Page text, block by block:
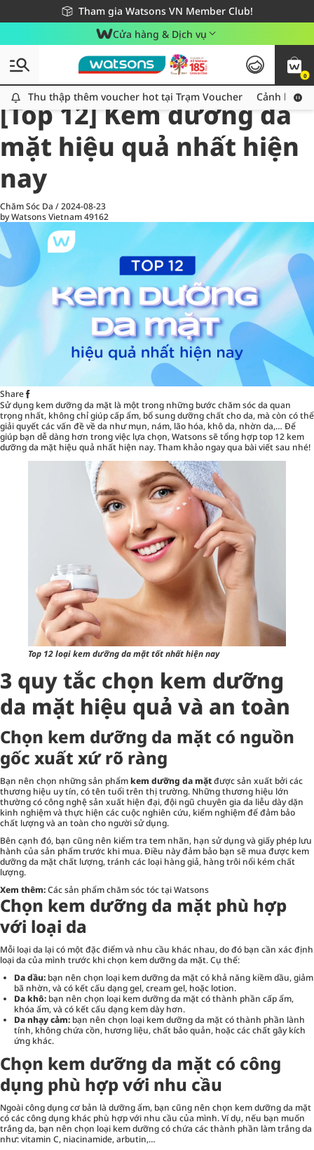
Tham gia Watsons VN Member Club!
Miễn phí giao hàng cho đơn hàng từ 249,000Đ
Giao hàng nhanh 24h - Áp dụng khu vực TP. Hồ Chí Minh
Cửa hàng & Dịch vụ
0
Thu thập thêm voucher hot tại Trạm Voucher
Thu thập thêm voucher hot tại Trạm Voucher Cảnh báo
All
Chăm Sóc Cá Nhân
[Top 12] Kem dưỡng da
mặt hiệu quả nhất hiện
nay
Chăm Sóc Da /2024-08-23
by Watsons Vietnam49162
Share
Sử dụng kem dưỡng da mặt là một trong những bướcchăm sóc da quan
trọng nhất, không chỉ giúp cấp ẩm, bổ sung dưỡng chất cho da, mà còn có thể
giải quyết các vấn đề về da như mụn, nám, lão hóa, khô da, nhờn da,… Để
giúp bạn dễ dàng hơn trong việc lựa chọn, Watsons sẽ tổng hợp top 12 kem
dưỡng da mặt hiệu quả nhất hiện nay. Tham khảo ngay qua bài viết sau nhé!
Top 12 loại kem dưỡng da mặt tốt nhất hiện nay
3 quy tắc chọn kem dưỡng
da mặt hiệu quả và an toàn
Chọn kem dưỡng da mặt có nguồn
gốc xuất xứ rõ ràng
Bạn nên chọn những sản phẩmkem dưỡng da mặtđược sản xuất bởi các
thương hiệu uy tín, có tên tuổi trên thị trường. Những thương hiệu lớn
thường có công nghệ sản xuất hiện đại, đội ngũ chuyên gia da liễu dày dặn
kinh nghiệm và thực hiện các cuộc nghiên cứu, kiểm nghiệm để đảm bảo
chất lượng và an toàn cho người sử dụng.
Bên cạnh đó, bạn cũng nên kiểm tra tem nhãn, hạn sử dụng và giấy phép lưu
hành của sản phẩm trước khi mua. Điều này đảm bảo bạn sẽ mua được kem
dưỡng da mặt chất lượng, tránh các loại hàng giả, hàng trôi nổi kém chất
lượng.
Xem thêm:Các sản phẩm chăm sóc tóc tại Watsons
Chọn kem dưỡng da mặt phù hợp
với loại da
Mỗi loại da lại có một đặc điểm và nhu cầu khác nhau, do đó bạn cần xác định
loại da của mình trước khi chọn kem dưỡng da mặt. Cụ thể:
Da dầu: bạn nên chọn loại kem dưỡng da mặt có khả năng kiềm dầu, giảm
bã nhờn, và có kết cấu dạng gel, cream gel, hoặc lotion.
Da khô: bạn nên chọn loại kem dưỡng da mặt có thành phần cấp ẩm,
khóa ẩm, và có kết cấu dạng kem dày hơn.
Da nhạy cảm: bạn nên chọn loại kem dưỡng da mặt có thành phần lành
tính, không chứa cồn, hương liệu, chất bảo quản, hoặc các chất gây kích
ứng khác.
Chọn kem dưỡng da mặt có công
dụng phù hợp với nhu cầu
Ngoài công dụng cơ bản là dưỡng ẩm, bạn cũng nên chọn kem dưỡng da mặt
có các công dụng khác phù hợp với nhu cầu của mình. Ví dụ, nếu bạn muốn
trắng da, bạn nên chọn loại kem dưỡng có chứa các thành phần làm trắng da
như: vitamin C, niacinamide, arbutin,…